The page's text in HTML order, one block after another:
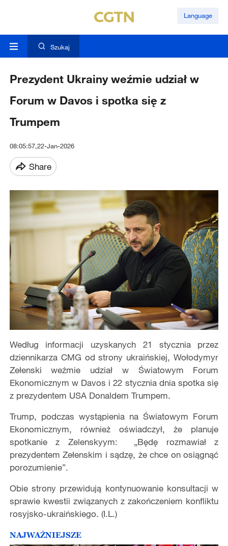
Language
Szukaj
Prezydent Ukrainy weźmie udział w
Forum w Davos i spotka się z
Trumpem
08:05:57,22-Jan-2026
Share
Według informacji uzyskanych 21 stycznia przez
dziennikarza CMG od strony ukraińskiej, Wołodymyr
Zełenski weźmie udział w Światowym Forum
Ekonomicznym w Davos i 22 stycznia dnia spotka się
z prezydentem USA Donaldem Trumpem.
Trump, podczas wystąpienia na Światowym Forum
Ekonomicznym, również oświadczył, że planuje
spotkanie z Zelenskyym: „Będę rozmawiał z
prezydentem Zełenskim i sądzę, że chce on osiągnąć
porozumienie”.
Obie strony przewidują kontynuowanie konsultacji w
sprawie kwestii związanych z zakończeniem konfliktu
rosyjsko-ukraińskiego. (I.L.)
NAJWAŻNIEJSZE